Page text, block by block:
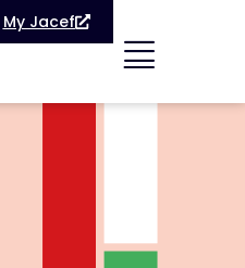
My Jacef